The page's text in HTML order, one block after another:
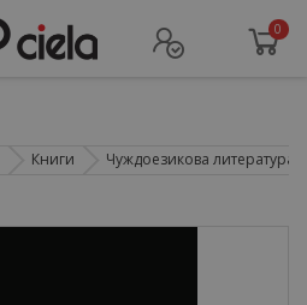
0
Книги Чуждоезикова литература